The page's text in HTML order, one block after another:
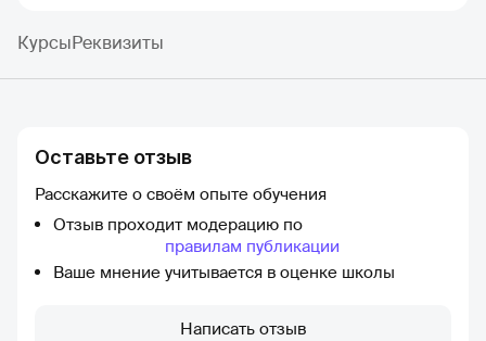
КурсыРеквизиты
Оставьте отзыв
Расскажите о своём опыте обучения
Отзыв проходит модерацию по
правилам публикации
Ваше мнение учитывается в оценке школы
Написать отзыв